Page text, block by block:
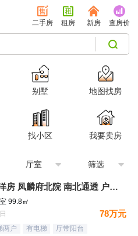
二手房 租房 新房 查房价
别墅 地图找房
找小区 我要卖房
厅室 筛选
一层带小院 洋房 凤麟府北院 南北通透 户型方正 看房有钥
99.8㎡
78万元
两户 有电梯 厅带阳台